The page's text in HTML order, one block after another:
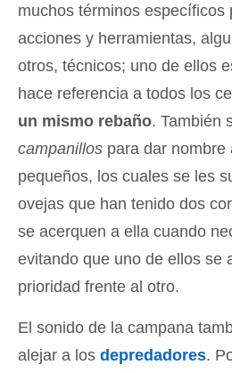
muchos términos específicos
acciones y herramientas,
otros, técnicos; uno de ellos
hace referencia a todos los
un mismo rebaño. También
campanillos para dar nombre
pequeños, los cuales se les
ovejas que han tenido dos
se acerquen a ella cuando
evitando que uno de ellos se
prioridad frente al otro.
El sonido de la campana
alejar a los depredadores.